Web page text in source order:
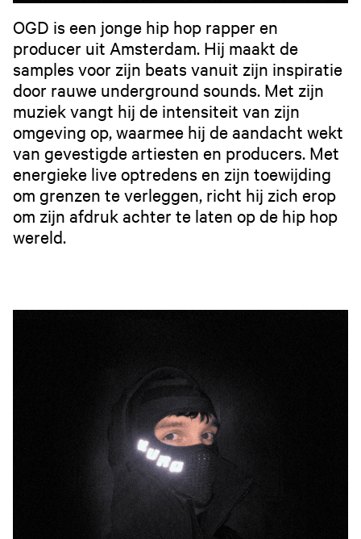
OGD is een jonge hip hop rapper en
producer uit Amsterdam. Hij maakt de
samples voor zijn beats vanuit zijn inspiratie
door rauwe underground sounds. Met zijn
muziek vangt hij de intensiteit van zijn
omgeving op, waarmee hij de aandacht wekt
van gevestigde artiesten en producers. Met
energieke live optredens en zijn toewijding
om grenzen te verleggen, richt hij zich erop
om zijn afdruk achter te laten op de hip hop
wereld.